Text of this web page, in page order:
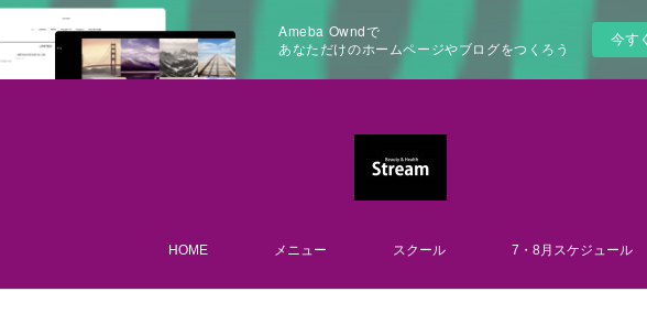
Ameba Owndで
あなただけのホームページやブログをつくろう
今す
HOME メニュー スクール 7・8月スケジュール